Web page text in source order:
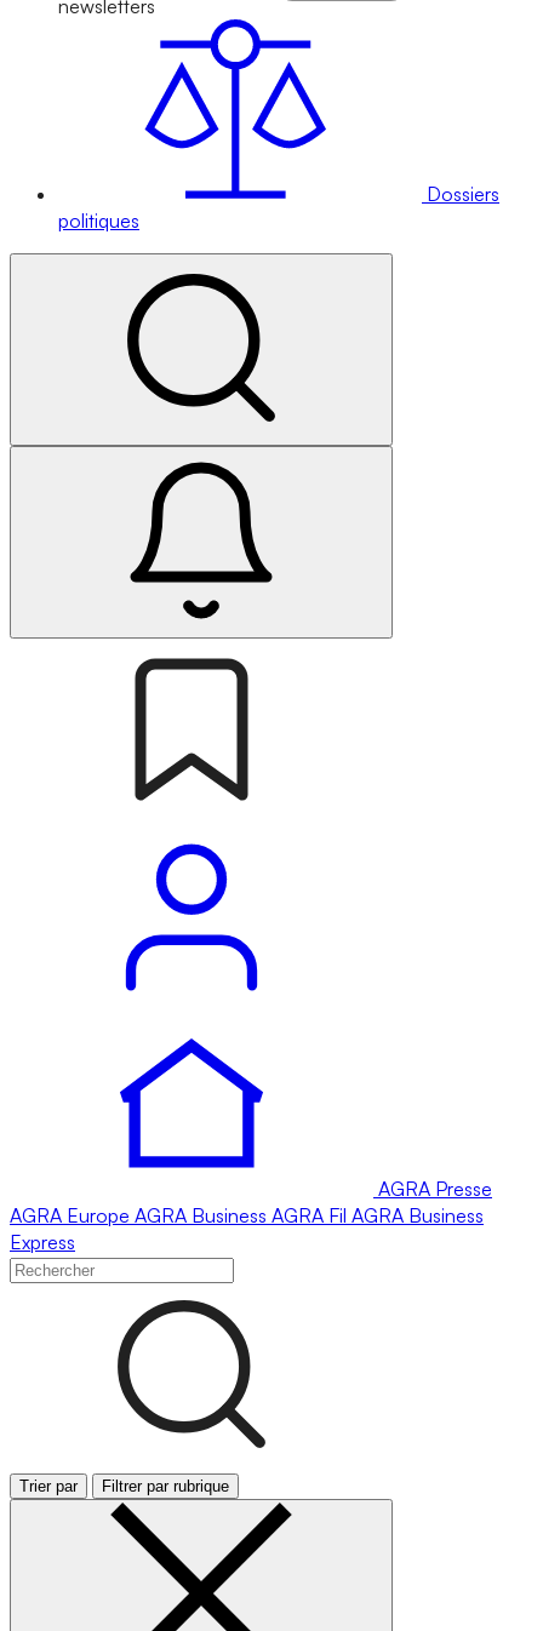
newsletters
Dossiers
politiques
AGRA Presse
AGRA Europe AGRA Business AGRA Fil AGRA Business
Express
Trier par Filtrer par rubrique